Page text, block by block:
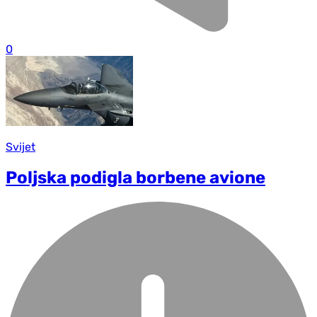
0
Svijet
Poljska podigla borbene avione